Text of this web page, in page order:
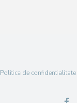
Politica de